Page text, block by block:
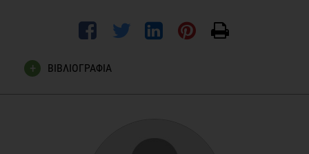
ΒΙΒΛΙΟΓΡΑΦΙΑ